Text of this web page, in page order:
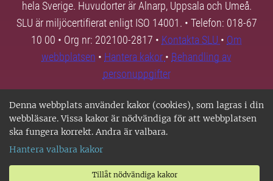
Denna webbplats använder kakor (cookies), som lagras i din
webbläsare. Vissa kakor är nödvändiga för att webbplatsen
ska fungera korrekt. Andra är valbara.
Hantera valbara kakor
Tillåt nödvändiga kakor
hela Sverige. Huvudorter är Alnarp, Uppsala och Umeå.
SLU är miljöcertifierat enligt ISO 14001. • Telefon: 018-67
10 00 • Org nr: 202100-2817 • Kontakta SLU • Om
webbplatsen • Hantera kakor • Behandling av
personuppgifter